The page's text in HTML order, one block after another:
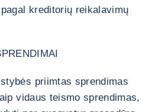
kreditorių reikalavimų
priimtas sprendimas
vidaus teismo sprendimas,